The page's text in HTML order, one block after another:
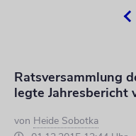
Ratsversammlung
legte Jahresbericht
von Heide Sobotka